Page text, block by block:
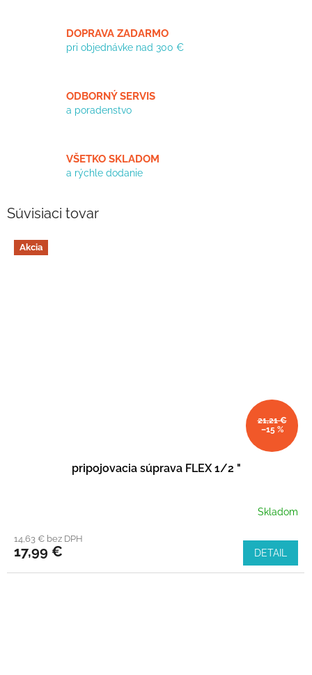
DOPRAVA ZADARMO
pri objednávke nad 300 €
ODBORNÝ SERVIS
a poradenstvo
VŠETKO SKLADOM
a rýchle dodanie
Súvisiaci tovar
Akcia
21,21 €
–15 %
pripojovacia súprava FLEX 1/2 "
Skladom
14,63 € bez DPH
17,99 € DETAIL